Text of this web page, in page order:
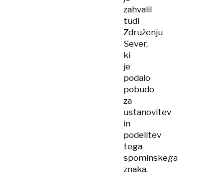
zahvalil
tudi
Združenju
Sever,
ki
je
podalo
pobudo
za
ustanovitev
in
podelitev
tega
spominskega
znaka.